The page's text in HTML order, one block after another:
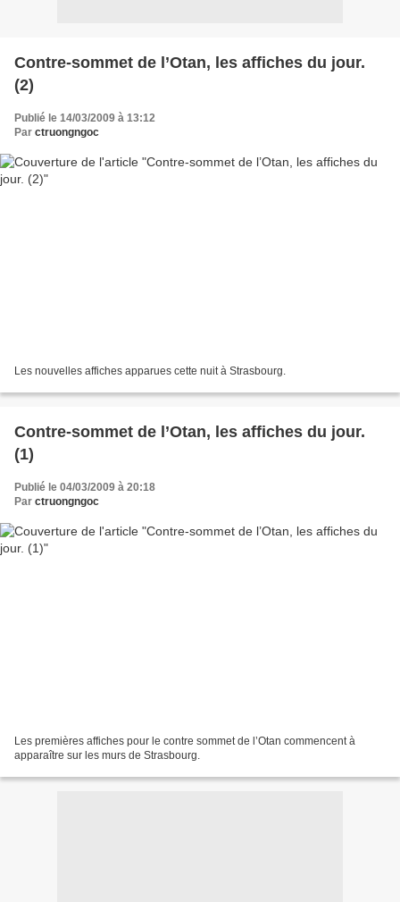
Contre-sommet de l’Otan, les affiches du jour.
(2)
Publié le 14/03/2009 à 13:12
Par ctruongngoc
Les nouvelles affiches apparues cette nuit à Strasbourg.
Contre-sommet de l’Otan, les affiches du jour.
(1)
Publié le 04/03/2009 à 20:18
Par ctruongngoc
Les premières affiches pour le contre sommet de l’Otan commencent à
apparaître sur les murs de Strasbourg.